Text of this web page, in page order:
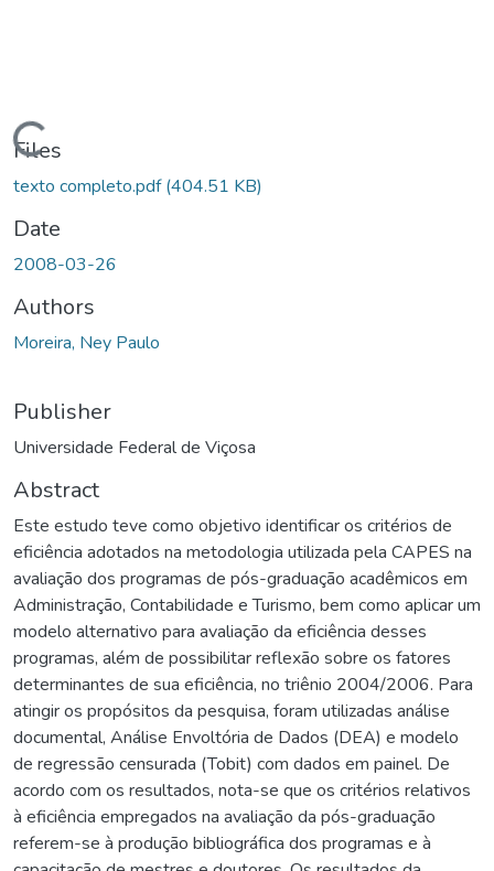
Files
texto completo.pdf(404.51 KB)
Date
2008-03-26
Authors
Moreira, Ney Paulo
Publisher
Universidade Federal de Viçosa
Abstract
Este estudo teve como objetivo identificar os critérios de
eficiência adotados na metodologia utilizada pela CAPES na
avaliação dos programas de pós-graduação acadêmicos em
Administração, Contabilidade e Turismo, bem como aplicar um
modelo alternativo para avaliação da eficiência desses
programas, além de possibilitar reflexão sobre os fatores
determinantes de sua eficiência, no triênio 2004/2006. Para
atingir os propósitos da pesquisa, foram utilizadas análise
documental, Análise Envoltória de Dados (DEA) e modelo
de regressão censurada (Tobit) com dados em painel. De
acordo com os resultados, nota-se que os critérios relativos
à eficiência empregados na avaliação da pós-graduação
referem-se à produção bibliográfica dos programas e à